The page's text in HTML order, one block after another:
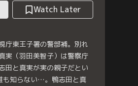
Watch Later
庁東王子署の警部補。別れ
実（羽田美智子）は警察庁
田と真実が実の親子だとい
も知らない…。鴨志田と真